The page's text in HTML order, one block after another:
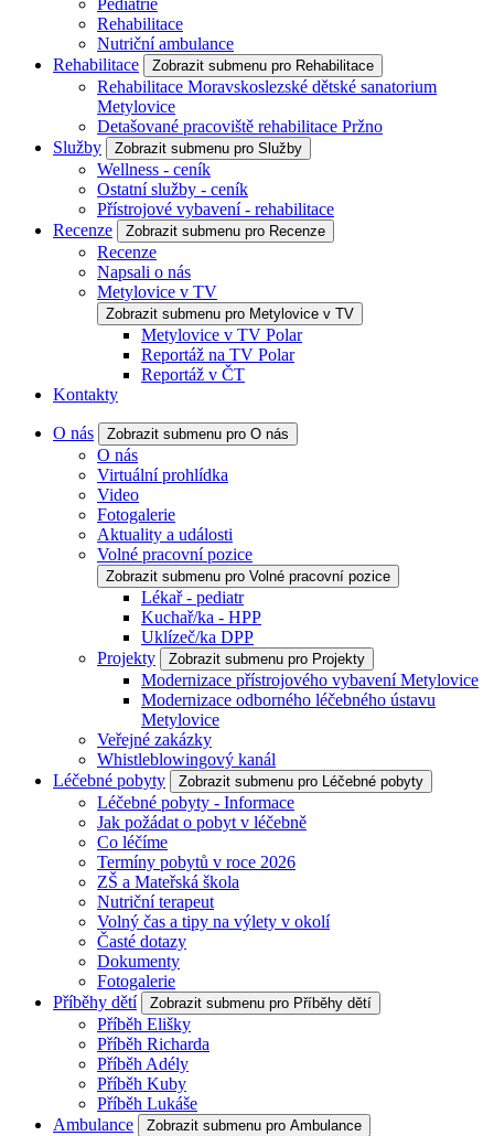
Pediatrie
Rehabilitace
Nutriční ambulance
Rehabilitace
Zobrazit submenu pro Rehabilitace
Rehabilitace Moravskoslezské dětské sanatorium
Metylovice
Detašované pracoviště rehabilitace Pržno
Služby
Zobrazit submenu pro Služby
Wellness - ceník
Ostatní služby - ceník
Přístrojové vybavení - rehabilitace
Recenze
Zobrazit submenu pro Recenze
Recenze
Napsali o nás
Metylovice v TV
Zobrazit submenu pro Metylovice v TV
Metylovice v TV Polar
Reportáž na TV Polar
Reportáž v ČT
Kontakty
O nás Zobrazit submenu pro O nás
O nás
Virtuální prohlídka
Video
Fotogalerie
Aktuality a události
Volné pracovní pozice
Zobrazit submenu pro Volné pracovní pozice
Lékař - pediatr
Kuchař/ka - HPP
Uklízeč/ka DPP
Projekty
Zobrazit submenu pro Projekty
Modernizace přístrojového vybavení Metylovice
Modernizace odborného léčebného ústavu
Metylovice
Veřejné zakázky
Whistleblowingový kanál
Léčebné pobyty
Zobrazit submenu pro Léčebné pobyty
Léčebné pobyty - Informace
Jak požádat o pobyt v léčebně
Co léčíme
Termíny pobytů v roce 2026
ZŠ a Mateřská škola
Nutriční terapeut
Volný čas a tipy na výlety v okolí
Časté dotazy
Dokumenty
Fotogalerie
Příběhy dětí
Zobrazit submenu pro Příběhy dětí
Příběh Elišky
Příběh Richarda
Příběh Adély
Příběh Kuby
Příběh Lukáše
Ambulance
Zobrazit submenu pro Ambulance